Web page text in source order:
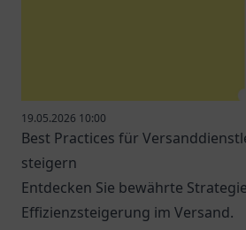
19.05.2026 10:00
Best Practices für
steigern
Entdecken Sie bewährte
Effizienzsteigerung im Versand.